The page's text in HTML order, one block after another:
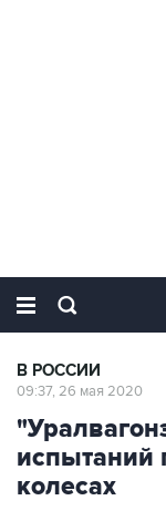
В РОССИИ
09:37, 26 мая 2020
испытаний
колесах